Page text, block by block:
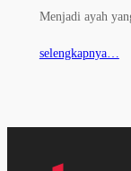
Menjadi ayah
selengkapnya…